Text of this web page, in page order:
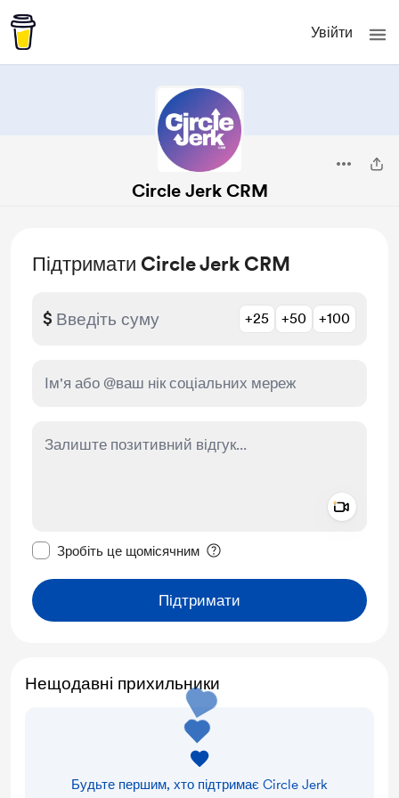
Увійти
Circle Jerk CRM
Підтримати Circle Jerk CRM
$ +25 +50 +100
Зробіть це щомісячним
Підтримати
Нещодавні прихильники
Будьте першим, хто підтримає Circle Jerk